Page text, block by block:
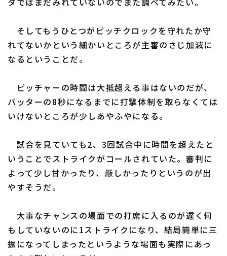
そしてもうひとつがピッチクロックを守れたか守
れてないかという細かいところが主審のさじ加減に
なるということだ。
ピッチャーの時間は大抵超える事はないのだが、
バッターの8秒になるまでに打撃体制を取らなくては
いけないところが少しあやふやになる。
試合を見ていても2、3回試合中に時間を超えたと
いうことでストライクがコールされていた。審判に
よって少し甘かったり、厳しかったりというのが出
やすそうだ。
大事なチャンスの場面での打席に入るのが遅く何
もしていないのに1ストライクになり、結局簡単に三
振になってしまったというような場面も実際にあっ